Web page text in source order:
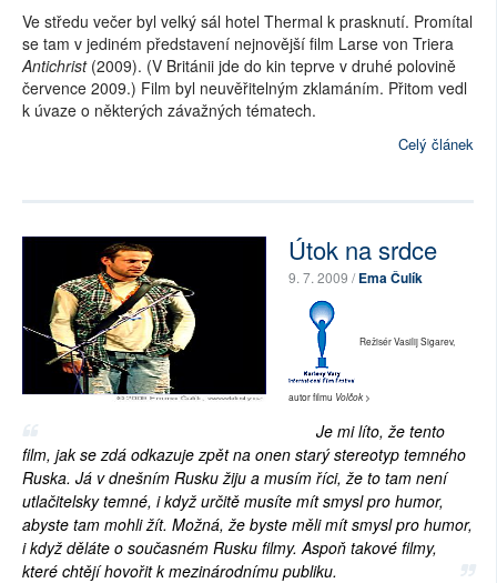
Ve středu večer byl velký sál hotel Thermal k prasknutí. Promítal
se tam v jediném představení nejnovější film Larse von Triera
Antichrist(2009). (V Británii jde do kin teprve v druhé polovině
července 2009.) Film byl neuvěřitelným zklamáním. Přitom vedl
k úvaze o některých závažných tématech.
Celý článek
Útok na srdce
9. 7. 2009 /Ema Čulík
Režisér Vasilij Sigarev,
autor filmu Volčok >
Je mi líto, že tento
film, jak se zdá odkazuje zpět na onen starý stereotyp temného
Ruska. Já v dnešním Rusku žiju a musím říci, že to tam není
utlačitelsky temné, i když určitě musíte mít smysl pro humor,
abyste tam mohli žít. Možná, že byste měli mít smysl pro humor,
i když děláte o současném Rusku filmy. Aspoň takové filmy,
které chtějí hovořit k mezinárodnímu publiku.